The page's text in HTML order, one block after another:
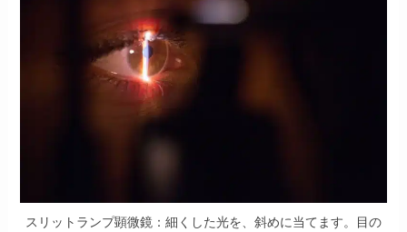
スリットランプ顕微鏡：細くした光を、斜めに当てます。目の